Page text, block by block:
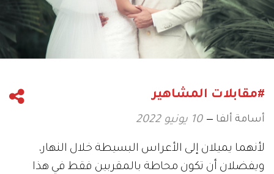
#مقابلات المشاهير
أسامة ألفا 10 يونيو 2022
لأنهما يميلان إلى الأعراس البسيطة خلال النهار،
ويفضلان أن تكون محاطة بالمقربين فقط في هذا